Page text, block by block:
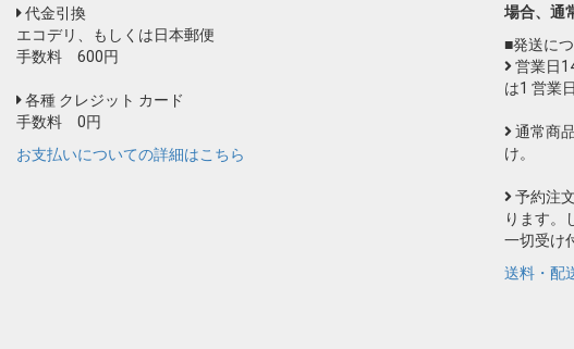
代金引換
エコデリ、もしくは日本郵便
手数料 600円
各種 クレジット カード
手数料 0円
お支払いについての詳細はこちら
場合、通
■発送に
営業日
は1 営業
通常商
け。
予約注
ります。
一切受け
送料・配